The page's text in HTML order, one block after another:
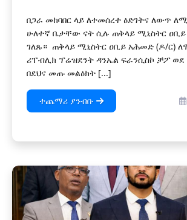
በጋራ መከባበር ላይ ለተመሰረተ ዕድገትና ለውጥ
ሁለተኛ ቤታቸው ናት ሲሉ ጠቅላይ ሚኒስትር
ገለጹ። ጠቅላይ ሚኒስትር ዐቢይ አሕመድ (ዶ/ር)
ሪፐብሊክ ፕሬዝደንት ዳንኤል ፍራንሲስኮ ቻፖ ወደ
በደህና መጡ መልዕክት [...]
ተጨማሪ ያንብቡ